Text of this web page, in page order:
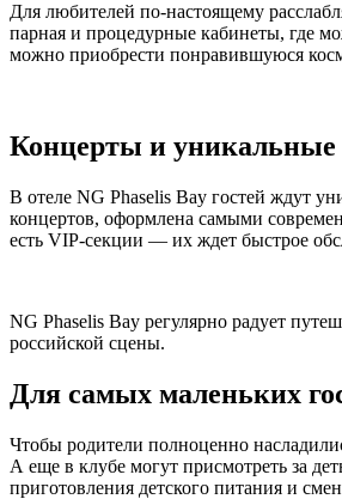
Для любителей по-настоящему
парная и процедурные кабинеты, где
можно приобрести понравившуюся
Концерты и уникальные
В отеле NG Phaselis Bay гостей ждут
концертов, оформлена самыми
есть VIP-секции — их ждет быстрое
NG Phaselis Bay регулярно радует
российской сцены.
Для самых маленьких
Чтобы родители полноценно
А еще в клубе могут присмотреть за
приготовления детского питания и